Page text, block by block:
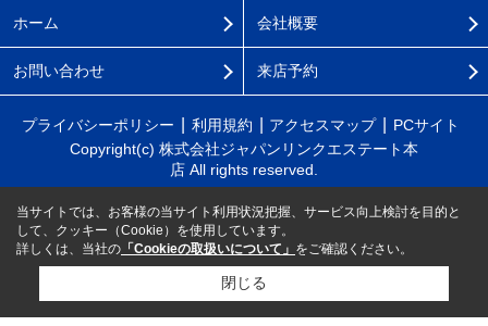
ホーム 会社概要
お問い合わせ 来店予約
プライバシーポリシー 利用規約 アクセスマップ
PCサイト
Copyright(c) 株式会社ジャパンリンクエステート本
店 All rights reserved.
当サイトでは、お客様の当サイト利用状況把握、サービス向上検討を目的と
して、クッキー（Cookie）を使用しています。
詳しくは、当社の 「Cookieの取扱いについて」 をご確認ください。
閉じる